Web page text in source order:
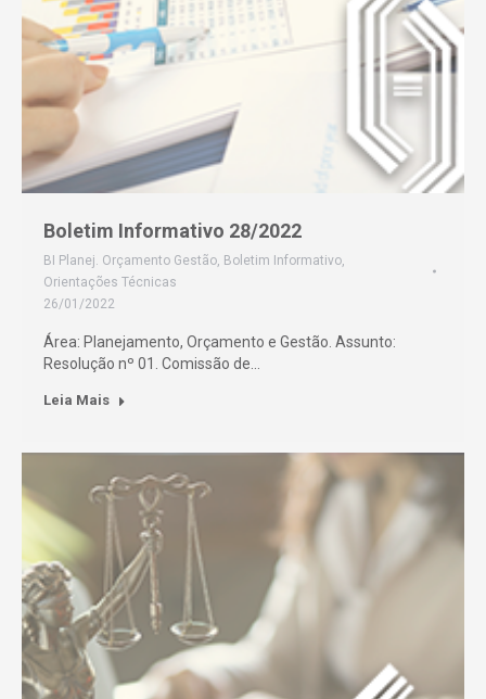
Boletim Informativo 28/2022
BI Planej. Orçamento Gestão, Boletim Informativo,
Orientações Técnicas
26/01/2022
Área: Planejamento, Orçamento e Gestão. Assunto:
Resolução nº 01. Comissão de…
Leia Mais